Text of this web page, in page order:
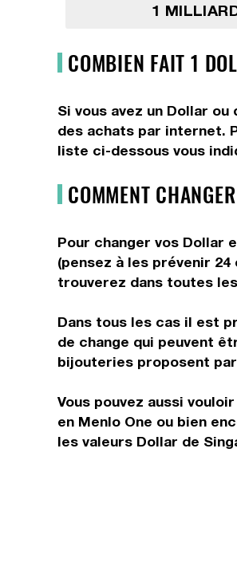
1
COMBIEN FAIT 1
Si vous avez un Dollar
des achats par internet.
liste ci-dessous vous
COMMENT
Pour changer vos Dollar
(pensez à les prévenir
trouverez dans toutes
Dans tous les cas il est
de change qui peuvent
bijouteries proposent
Vous pouvez aussi
en Menlo One ou bien
les valeurs Dollar de